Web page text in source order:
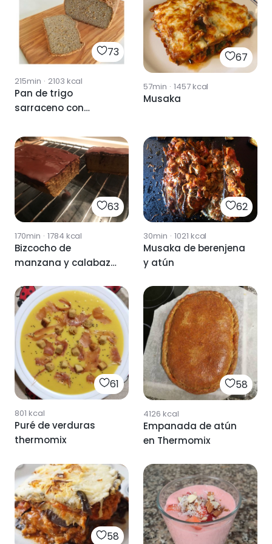
73
215min · 2103 kcal
Pan de trigo
sarraceno con
67
57min · 1457kcal
Musaka
63
170min · 1784 kcal
Bizcocho de
manzana y calabaza
62
30min · 1021 kcal
Musaka de berenjena
y atún
61
801 kcal
Puré de verduras
thermomix
58
4126 kcal
Empanada de atún
en Thermomix
58